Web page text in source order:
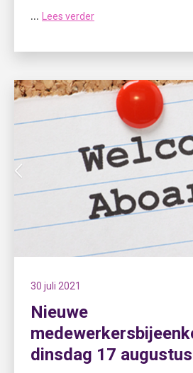
... Lees verder
30 juli 2021
Nieuwe
dinsdag 17